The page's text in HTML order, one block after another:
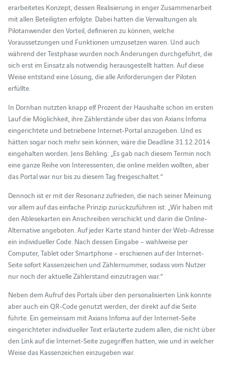
erarbeitetes Konzept, dessen Realisierung in enger Zusammenarbeit
mit allen Beteiligten erfolgte. Dabei hatten die Verwaltungen als
Pilotanwender den Vorteil, definieren zu können, welche
Voraussetzungen und Funktionen umzusetzen waren. Und auch
während der Testphase wurden noch Änderungen durchgeführt, die
sich erst im Einsatz als notwendig herausgestellt hatten. Auf diese
Weise entstand eine Lösung, die alle Anforderungen der Piloten
erfüllte.
In Dornhan nutzten knapp elf Prozent der Haushalte schon im ersten
Lauf die Möglichkeit, ihre Zählerstände über das von Axians Infoma
eingerichtete und betriebene Internet-Portal anzugeben. Und es
hätten sogar noch mehr sein können, wäre die Deadline 31.12.2014
eingehalten worden. Jens Behling: „Es gab nach diesem Termin noch
eine ganze Reihe von Interessenten, die online melden wollten, aber
das Portal war nur bis zu diesem Tag freigeschaltet.“
Dennoch ist er mit der Resonanz zufrieden, die nach seiner Meinung
vor allem auf das einfache Prinzip zurückzuführen ist: „Wir haben mit
den Ablesekarten ein Anschreiben verschickt und darin die Online-
Alternative angeboten. Auf jeder Karte stand hinter der Web-Adresse
ein individueller Code. Nach dessen Eingabe – wahlweise per
Computer, Tablet oder Smartphone – erschienen auf der Internet-
Seite sofort Kassenzeichen und Zählernummer, sodass vom Nutzer
nur noch der aktuelle Zählerstand einzutragen war.“
Neben dem Aufruf des Portals über den personalisierten Link konnte
aber auch ein QR-Code genutzt werden, der direkt auf die Seite
führte. Ein gemeinsam mit Axians Infoma auf der Internet-Seite
eingerichteter individueller Text erläuterte zudem allen, die nicht über
den Link auf die Internet-Seite zugegriffen hatten, wie und in welcher
Weise das Kassenzeichen einzugeben war.